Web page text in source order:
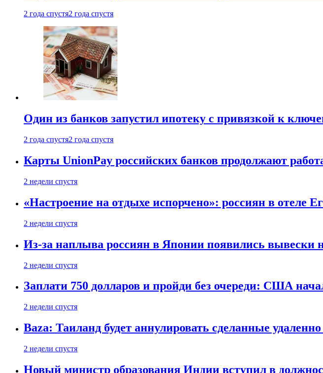
2 года спустя2 года спустя
Один из банков запустил ипотеку с привязкой к
2 года спустя2 года спустя
Карты UnionPay российских банков продолжают
2 недели спустя
«Настроение на отдыхе испорчено»: россиян в отеле
2 недели спустя
Из-за наплыва россиян в Японии появились вывески
2 недели спустя
Заплати 750 долларов и пройди без очереди: США
2 недели спустя
Baza: Таиланд будет аннулировать сделанные
2 недели спустя
Новый министр образования Индии вступил в